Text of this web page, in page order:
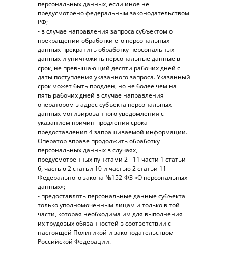
персональных данных, если иное не
предусмотрено федеральным законодательством
РФ;
- в случае направления запроса субъектом о
прекращении обработки его персональных
данных прекратить обработку персональных
данных и уничтожить персональные данные в
срок, не превышающий десяти рабочих дней с
даты поступления указанного запроса. Указанный
срок может быть продлен, но не более чем на
пять рабочих дней в случае направления
оператором в адрес субъекта персональных
данных мотивированного уведомления с
указанием причин продления срока
предоставления 4 запрашиваемой информации.
Оператор вправе продолжить обработку
персональных данных в случаях,
предусмотренных пунктами 2 - 11 части 1 статьи
6, частью 2 статьи 10 и частью 2 статьи 11
Федерального закона №152-ФЗ «О персональных
данных»;
- предоставлять персональные данные субъекта
только уполномоченным лицам и только в той
части, которая необходима им для выполнения
их трудовых обязанностей в соответствии с
настоящей Политикой и законодательством
Российской Федерации.